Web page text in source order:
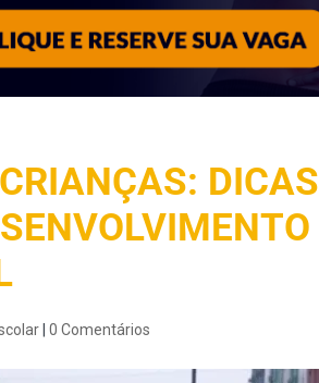
DICAS
0 Comentários